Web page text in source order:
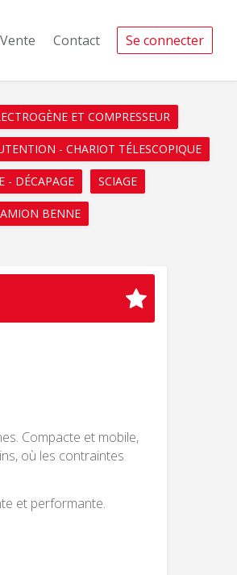
Vente Contact Se connecter
ET COMPRESSEUR
- CHARIOT TÉLESCOPIQUE
- DÉCAPAGE SCIAGE
BENNE
Compacte et mobile,
où les contraintes
et performante.